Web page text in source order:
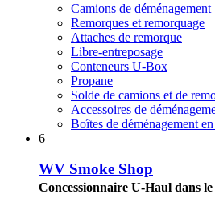
Camions de déménagement
Remorques et remorquage
Attaches de remorque
Libre-entreposage
Conteneurs U-Box
Propane
Solde de camions et de
Accessoires de
Boîtes de déménagement
6
WV Smoke Shop
Concessionnaire U-Haul dans le